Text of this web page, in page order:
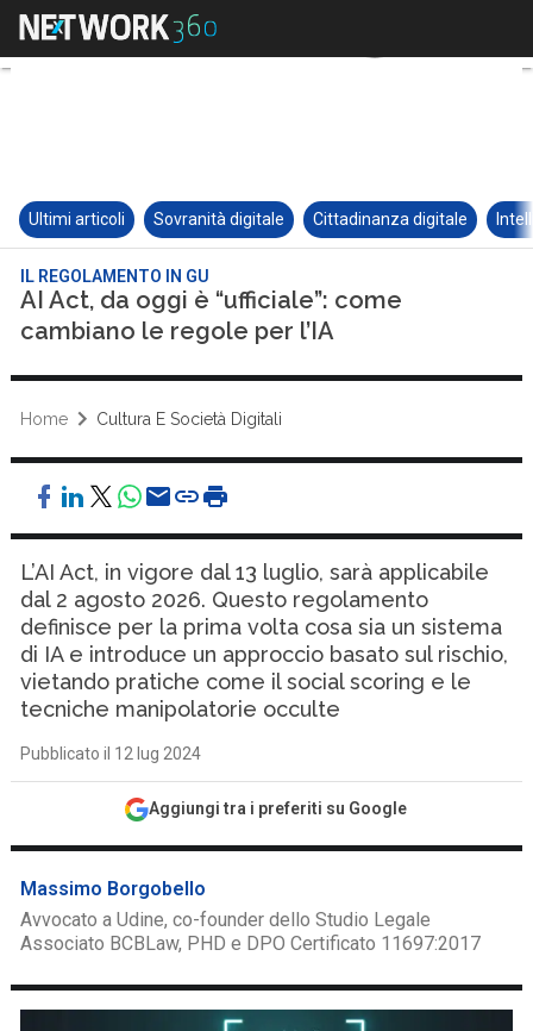
Ultimi articoli Sovranità digitale Cittadinanza digitale
IL REGOLAMENTO IN GU
AI Act, da oggi è “ufficiale”: come
cambiano le regole per l’IA
Home Cultura E Società Digitali
L’AI Act, in vigore dal 13 luglio, sarà applicabile
dal 2 agosto 2026. Questo regolamento
definisce per la prima volta cosa sia un sistema
di IA e introduce un approccio basato sul rischio,
vietando pratiche come il social scoring e le
tecniche manipolatorie occulte
Pubblicato il 12 lug 2024
Aggiungi tra i preferiti su Google
Massimo Borgobello
Avvocato a Udine, co-founder dello Studio Legale
Associato BCBLaw, PHD e DPO Certificato 11697:2017